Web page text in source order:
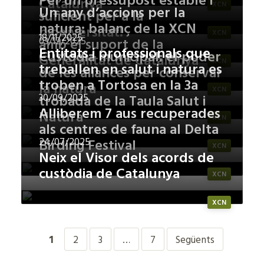
XCN
Catalunya
XCN
suficient per a la
biodiversitat!
XCN
Un any d’accions per la
natura: balanç de la XCN
amb el suport de la
Generalitat de Catalunya
XCN
03/12/2025
Custòdia municipal: el poder
de les aliances per conservar
la natura
XCN
18/11/2025
Entitats i professionals que
treballen en salut i natura es
troben a Tortosa en la 3a
trobada de la Taula Salut i
Natura
XCN
30/09/2025
Alliberem 7 aus recuperades
als centres de fauna al Delta
Birding Festival
XCN
24/07/2025
Neix el Visor dels acords de
custòdia de Catalunya
XCN
1 2 3 … 7 Següents